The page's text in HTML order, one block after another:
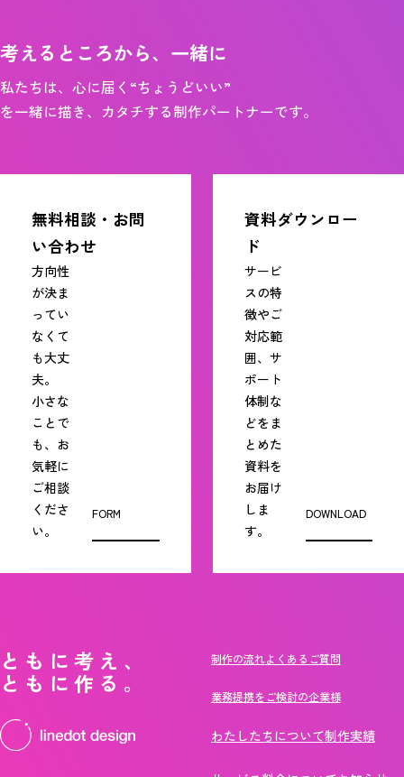
考えるところから、一緒に
私たちは、心に届く“ちょうどいい”
を一緒に描き、カタチする制作パートナーです。
無料相談・お問
い合わせ
方向性
が決ま
ってい
なくて
も大丈
夫。
小さな
ことで
も、お
気軽に
ご相談
くださ
い。
FORM
資料ダウンロー
ド
サービ
スの特
徴やご
対応範
囲、サ
ポート
体制な
どをま
とめた
資料を
お届け
しま
す。
DOWNLOAD
ともに考え、
ともに作る。
制作の流れよくあるご質問
業務提携をご検討の企業様
わたしたちについて制作実績